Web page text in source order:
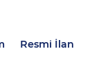
Resmi İlan